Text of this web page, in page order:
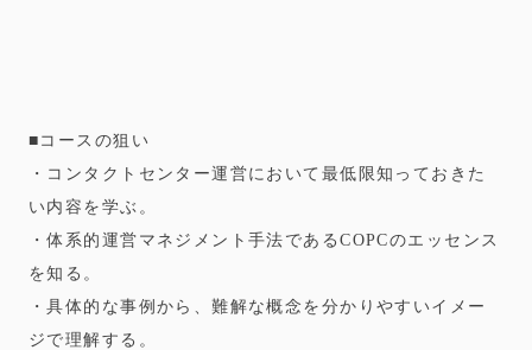
■コースの狙い
・コンタクトセンター運営において最低限知っておきた
い内容を学ぶ。
・体系的運営マネジメント手法であるCOPCのエッセンス
を知る。
・具体的な事例から、難解な概念を分かりやすいイメー
ジで理解する。